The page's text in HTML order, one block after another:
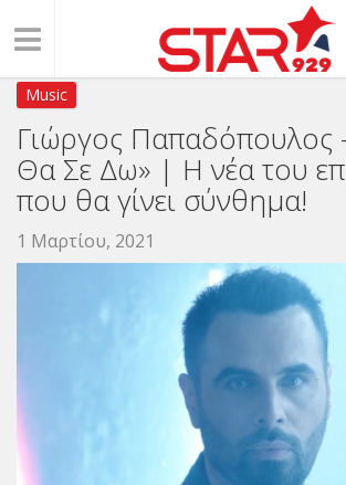
Music
Γιώργος Παπαδόπουλος
Θα Σε Δω» | Η νέα του
που θα γίνει σύνθημα!
1 Μαρτίου, 2021